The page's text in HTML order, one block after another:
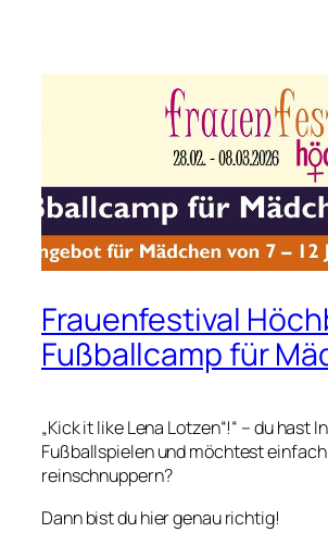
Frauenfestival
Fußballcamp für
„Kick it like Lena Lotzen“!“ – du hast
Fußballspielen und möchtest
reinschnuppern?
Dann bist du hier genau richtig!